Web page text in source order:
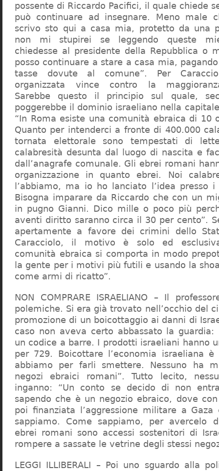
possente di Riccardo Pacifici, il quale chiede
può continuare ad insegnare. Meno male
scrivo sto qui a casa mia, protetto da una
non mi stupirei se leggendo queste
chiedesse al presidente della Repubblica o
posso continuare a stare a casa mia,
tasse dovute al comune”. Per
organizzata vince contro la
Sarebbe questo il principio sul quale,
poggerebbe il dominio israeliano nella
“In Roma esiste una comunità ebraica di 10
Quanto per intenderci a fronte di 400.000
tornata elettorale sono tempestati di
calabresità desunta dal luogo di nascita e
dall’anagrafe comunale. Gli ebrei romani
organizzazione in quanto ebrei. Noi
l’abbiamo, ma io ho lanciato l’idea presso
Bisogna imparare da Riccardo che con un
in pugno Gianni. Dico mille o poco più
aventi diritto saranno circa il 30 per cento”.
apertamente a favore dei crimini dello
Caracciolo, il motivo è solo ed
comunità ebraica si comporta in modo
la gente per i motivi più futili e usando la
come armi di ricatto”.
NON COMPRARE ISRAELIANO – Il
polemiche. Si era già trovato nell’occhio del
promozione di un boicottaggio ai danni di
caso non aveva certo abbassato la guardia:
un codice a barre. I prodotti israeliani hanno
per 729. Boicottare l’economia israeliana è
abbiamo per farli smettere. Nessuno ha
negozi ebraici romani”. Tutto lecito,
inganno: “Un conto se decido di non
sapendo che è un negozio ebraico, dove
poi finanziata l’aggressione militare a
sappiamo. Come sappiamo, per avercelo
ebrei romani sono accessi sostenitori di
rompere a sassate le vetrine degli stessi
LEGGI ILLIBERALI – Poi uno sguardo alla